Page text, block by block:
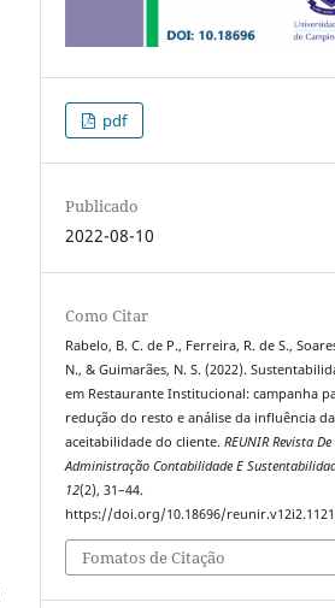
pdf
Publicado
2022-08-10
Como Citar
Rabelo, B. C. de P., Ferreira, R. de S.,
N., & Guimarães, N. S. (2022).
em Restaurante Institucional: campanha
redução do resto e análise da influência da
aceitabilidade do cliente.REUNIR Revista De
Administração Contabilidade E
12(2), 31–44.
https://doi.org/10.18696/reunir.v12i2.1121
Fomatos de Citação